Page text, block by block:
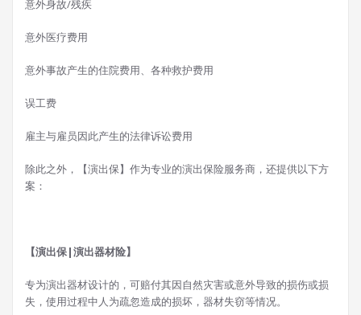
意外身故/残疾
意外医疗费用
意外事故产生的住院费用、各种救护费用
误工费
雇主与雇员因此产生的法律诉讼费用
除此之外，【演出保】作为专业的演出保险服务商，还提供以下方
案：
【演出保|演出器材险】
专为演出器材设计的，可赔付其因自然灾害或意外导致的损伤或损
失，使用过程中人为疏忽造成的损坏，器材失窃等情况。